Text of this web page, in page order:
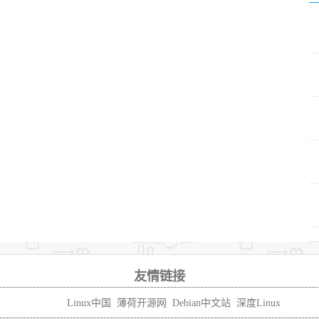
友情链接
Linux中国 薄荷开源网 Debian中文站 深度Linux